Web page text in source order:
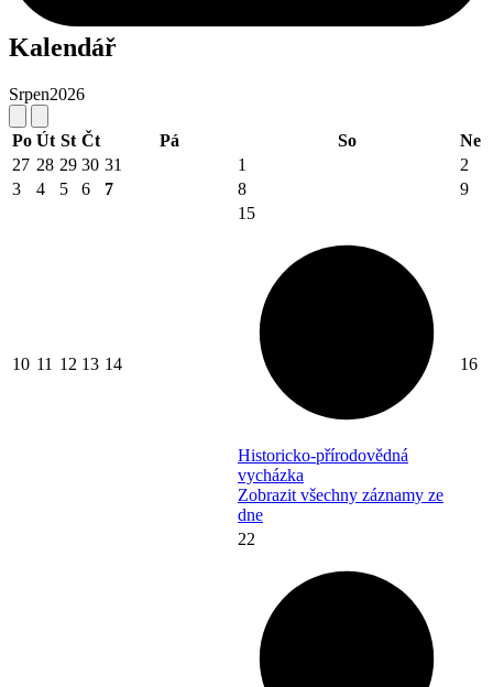
Kalendář
Srpen2026
Po Út St Čt Pá So
Ne
27 28 29 30 31 1
2
3
4 5 6 7 8 9
10 11 12 13 14
15
Historicko-přírodovědná
vycházka
Zobrazit všechny záznamy ze
dne
16
22